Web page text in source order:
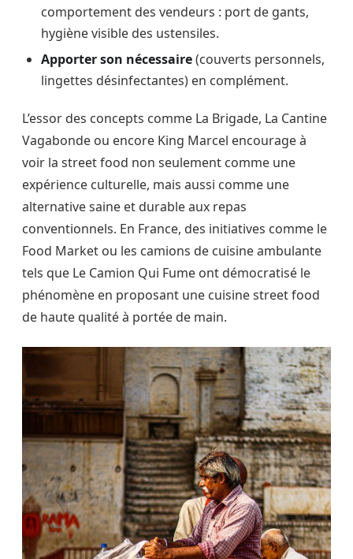
comportement des vendeurs : port de gants,
hygiène visible des ustensiles.
Apporter son nécessaire(couverts personnels,
lingettes désinfectantes) en complément.
L’essor des concepts comme La Brigade, La Cantine
Vagabonde ou encore King Marcel encourage à
voir la street food non seulement comme une
expérience culturelle, mais aussi comme une
alternative saine et durable aux repas
conventionnels. En France, des initiatives comme le
Food Market ou les camions de cuisine ambulante
tels que Le Camion Qui Fume ont démocratisé le
phénomène en proposant une cuisine street food
de haute qualité à portée de main.